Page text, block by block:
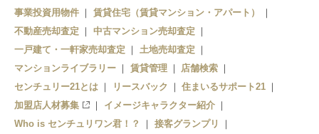
事業投資用物件
賃貸住宅（賃貸マンション・アパート）
不動産売却査定
中古マンション売却査定
一戸建て・一軒家売却査定
土地売却査定
マンションライブラリー
賃貸管理
店舗検索
センチュリー21とは
リースバック
住まいるサポート21
加盟店人材募集
イメージキャラクター紹介
Who is センチュリワン君！？
接客グランプリ